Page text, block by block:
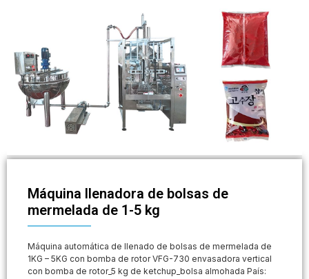
Máquina llenadora de bolsas de
mermelada de 1-5 kg
Máquina automática de llenado de bolsas de mermelada de
1KG – 5KG con bomba de rotor VFG-730 envasadora vertical
con bomba de rotor_5 kg de ketchup_bolsa almohada País: